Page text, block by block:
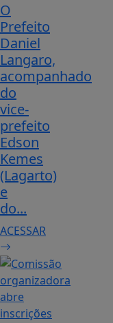
O
Prefeito
Daniel
Langaro,
acompanhado
do
vice-
prefeito
Edson
Kemes
(Lagarto)
e
do...
ACESSAR